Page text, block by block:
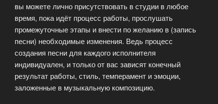
вы можете лично присутствовать в студии в любое
время, пока идёт процесс работы, прослушать
промежуточные этапы и внести по желанию в (запись
песни) необходимые изменения. Ведь процесс
создания песни для каждого исполнителя
индивидуален, и только от вас зависят конечный
результат работы, стиль, темперамент и эмоции,
заложенные в музыкальную композицию.